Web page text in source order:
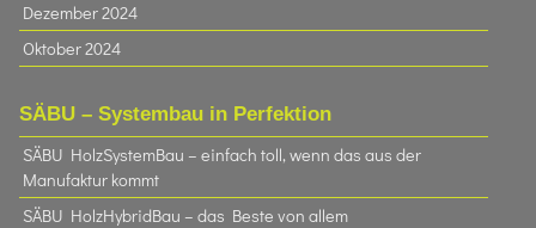
Dezember 2024
Oktober 2024
SÄBU – Systembau in Perfektion
SÄBU HolzSystemBau – einfach toll, wenn das aus der
Manufaktur kommt
SÄBU HolzHybridBau – das Beste von allem